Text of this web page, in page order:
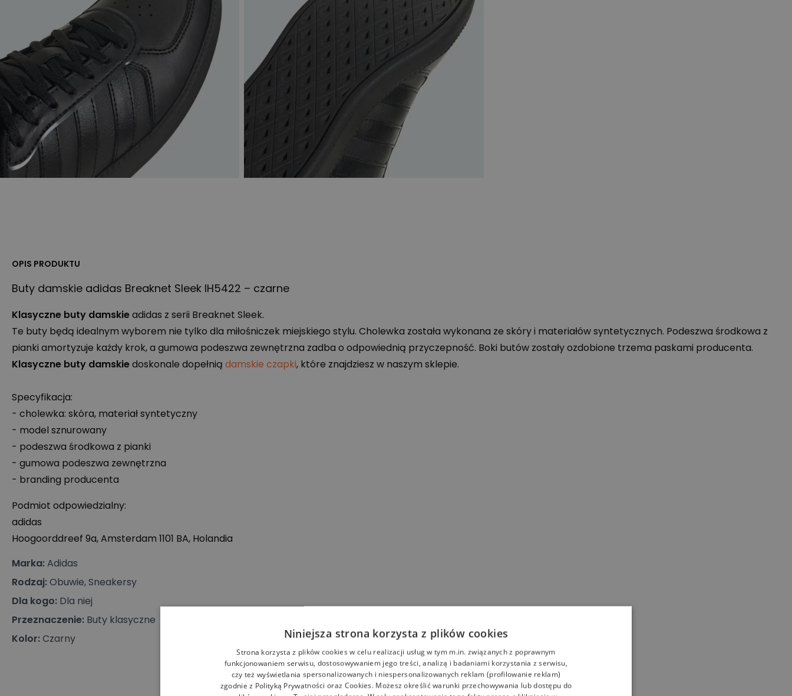
OPIS PRODUKTU
Buty damskie adidas Breaknet Sleek IH5422 – czarne
Klasyczne buty damskieadidas z serii Breaknet Sleek.
Te buty będą idealnym wyborem nie tylko dla miłośniczek miejskiego stylu. Cholewka została wykonana ze skóry i materiałów syntetycznych. Podeszwa środkowa z
pianki amortyzuje każdy krok, a gumowa podeszwa zewnętrzna zadba o odpowiednią przyczepność. Boki butów zostały ozdobione trzema paskami producenta.
Klasyczne buty damskiedoskonale dopełnią damskie czapki, które znajdziesz w naszym sklepie.
Specyfikacja:
- cholewka: skóra, materiał syntetyczny
- model sznurowany
- podeszwa środkowa z pianki
- gumowa podeszwa zewnętrzna
- branding producenta
Podmiot odpowiedzialny:
adidas
Hoogoorddreef 9a, Amsterdam 1101 BA, Holandia
Marka:Adidas
Rodzaj:Obuwie, Sneakersy
Dla kogo: Dla niej
Przeznaczenie: Buty klasyczne
Kolor:Czarny Niniejsza strona korzysta z plików cookies
Strona korzysta z plików cookies w celu realizacji usług w tym m.in. związanych z poprawnym
funkcjonowaniem serwisu, dostosowywaniem jego treści, analizą i badaniami korzystania z serwisu,
czy też wyświetlania spersonalizowanych i niespersonalizowanych reklam (profilowanie reklam)
zgodnie z Polityką Prywatności oraz Cookies. Możesz określić warunki przechowywania lub dostępu do